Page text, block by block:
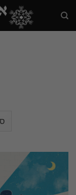
content